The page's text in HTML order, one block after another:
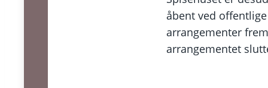
åbent ved offentlige
arrangementer
arrangementet